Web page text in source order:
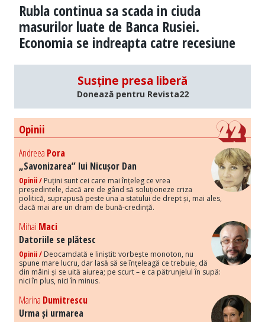
Rubla continua sa scada in ciuda
masurilor luate de Banca Rusiei.
Economia se indreapta catre recesiune
Susține presa liberă
Donează pentru Revista22
Opinii
Andreea Pora
„Savonizarea” lui Nicușor Dan
Opinii / Puțini sunt cei care mai înțeleg ce vrea
președintele, dacă are de gând să soluționeze criza
politică, suprapusă peste una a statului de drept și, mai ales,
dacă mai are un dram de bună-credință.
Mihai Maci
Datoriile se plătesc
Opinii / Deocamdată e liniștit: vorbește monoton, nu
spune mare lucru, dar lasă să se înțeleagă ce trebuie, dă
din mâini și se uită aiurea; pe scurt – e ca pătrunjelul în supă:
nici în plus, nici în minus.
Marina Dumitrescu
Urma și urmarea